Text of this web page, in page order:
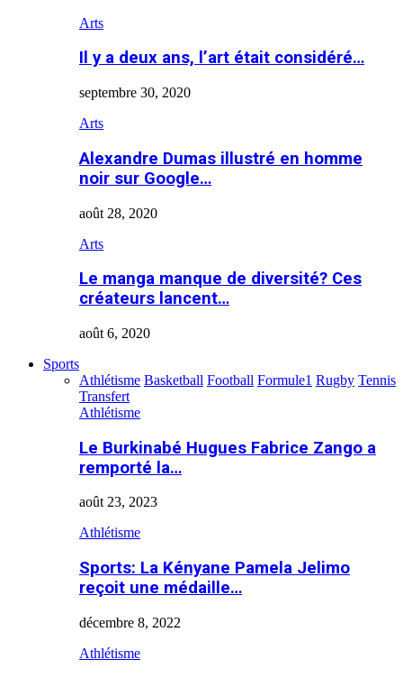
Arts
Il y a deux ans, l’art était considéré…
septembre 30, 2020
Arts
Alexandre Dumas illustré en homme
noir sur Google…
août 28, 2020
Arts
Le manga manque de diversité? Ces
créateurs lancent…
août 6, 2020
Sports
Athlétisme Basketball Football Formule1 Rugby Tennis
Transfert
Athlétisme
Le Burkinabé Hugues Fabrice Zango a
remporté la…
août 23, 2023
Athlétisme
Sports: La Kényane Pamela Jelimo
reçoit une médaille…
décembre 8, 2022
Athlétisme